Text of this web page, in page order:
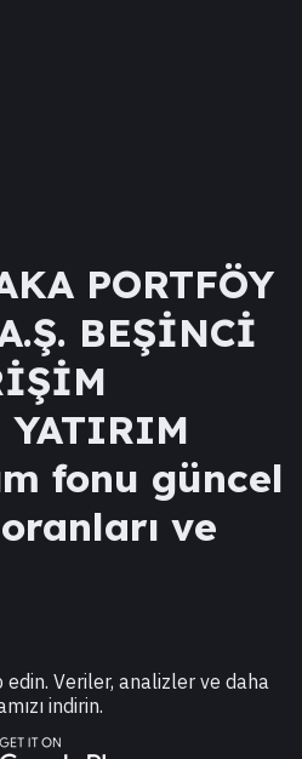
PORTFÖY
BEŞİNCİ
YATIRIM
fonu güncel
ve
Veriler, analizler ve daha
indirin.